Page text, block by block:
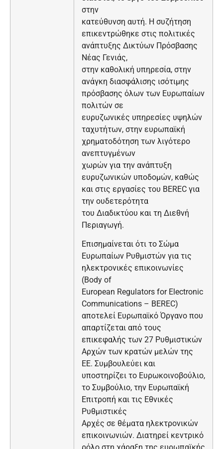
στην
κατεύθυνση αυτή. Η συζήτηση
επικεντρώθηκε στις πολιτικές
ανάπτυξης Δικτύων Πρόσβασης
Νέας Γενιάς,
στην καθολική υπηρεσία, στην
ανάγκη διασφάλισης ισότιμης
πρόσβασης όλων των Ευρωπαίων
πολιτών σε
ευρυζωνικές υπηρεσίες υψηλών
ταχυτήτων, στην ευρωπαϊκή
χρηματοδότηση των λιγότερο
ανεπτυγμένων
χωρών για την ανάπτυξη
ευρυζωνικών υποδομών, καθώς
και στις εργασίες του BEREC για
την ουδετερότητα
του Διαδικτύου και τη Διεθνή
Περιαγωγή.
Επισημαίνεται ότι το Σώμα
Ευρωπαίων Ρυθμιστών για τις
ηλεκτρονικές επικοινωνίες
(Body of
European Regulators for Electronic
Communications – BEREC)
αποτελεί Ευρωπαϊκό Όργανο που
απαρτίζεται από τους
επικεφαλής των 27 Ρυθμιστικών
Αρχών των κρατών μελών της
ΕΕ. Συμβουλεύει και
υποστηρίζει το Ευρωκοινοβούλιο,
το Συμβούλιο, την Ευρωπαϊκή
Επιτροπή και τις Εθνικές
Ρυθμιστικές
Αρχές σε θέματα ηλεκτρονικών
επικοινωνιών. Διατηρεί κεντρικό